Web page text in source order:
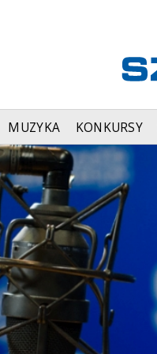
MUZYKA KONKURSY